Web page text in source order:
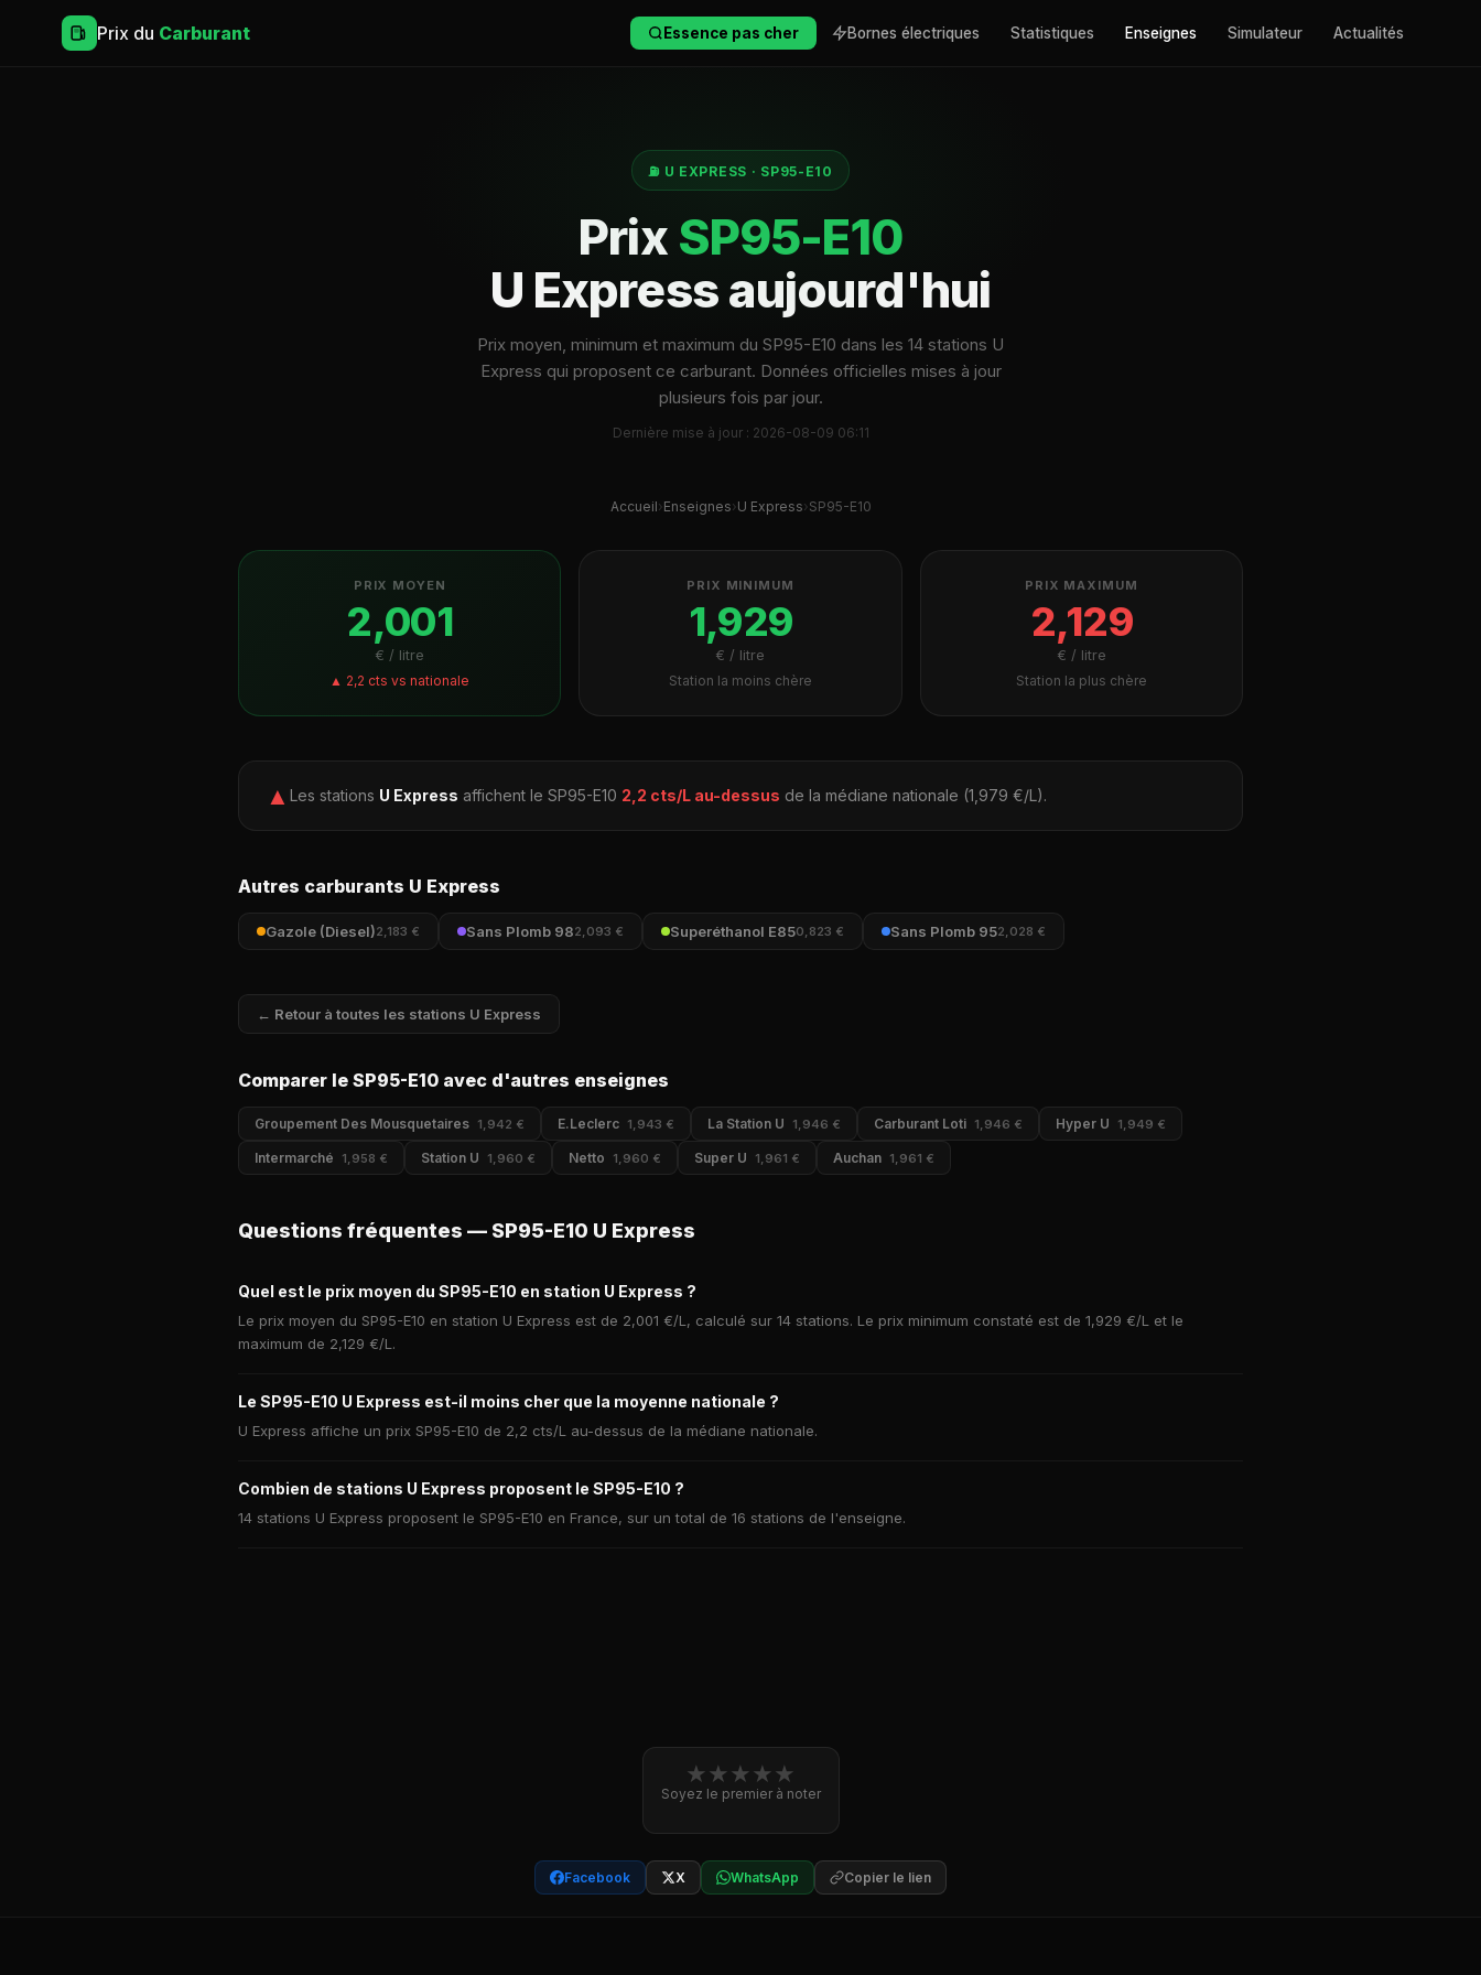
Prix du Carburant Essence pas cher Bornes électriques Statistiques Enseignes Simulateur Actualités
⛽ U EXPRESS · SP95-E10
Prix SP95-E10
U Express aujourd'hui
Prix moyen, minimum et maximum du SP95-E10 dans les 14 stations U
Express qui proposent ce carburant. Données officielles mises à jour
plusieurs fois par jour.
Dernière mise à jour : 2026-08-09 06:11
Accueil› Enseignes› U Express› SP95-E10
PRIX MOYEN
2,001
€ / litre
▲ 2,2 cts vs nationale
PRIX MINIMUM
1,929
€ / litre
Station la moins chère
PRIX MAXIMUM
2,129
€ / litre
Station la plus chère
▲ Les stations U Express affichent le SP95-E10 2,2 cts/L au-dessus de la médiane nationale (1,979 €/L).
Autres carburants U Express
Gazole (Diesel)2,183 € Sans Plomb 982,093 € Superéthanol E850,823 € Sans Plomb 952,028 €
← Retour à toutes les stations U Express
Comparer le SP95-E10 avec d'autres enseignes
Groupement Des Mousquetaires 1,942 € E.Leclerc 1,943 € La Station U 1,946 € Carburant Loti 1,946 € Hyper U 1,949 €
Intermarché 1,958 € Station U 1,960 € Netto 1,960 € Super U 1,961 € Auchan 1,961 €
Questions fréquentes — SP95-E10 U Express
Quel est le prix moyen du SP95-E10 en station U Express ?
Le prix moyen du SP95-E10 en station U Express est de 2,001 €/L, calculé sur 14 stations. Le prix minimum constaté est de 1,929 €/L et le
maximum de 2,129 €/L.
Le SP95-E10 U Express est-il moins cher que la moyenne nationale ?
U Express affiche un prix SP95-E10 de 2,2 cts/L au-dessus de la médiane nationale.
Combien de stations U Express proposent le SP95-E10 ?
14 stations U Express proposent le SP95-E10 en France, sur un total de 16 stations de l'enseigne.
★★★★★
Soyez le premier à noter
Facebook X WhatsApp Copier le lien